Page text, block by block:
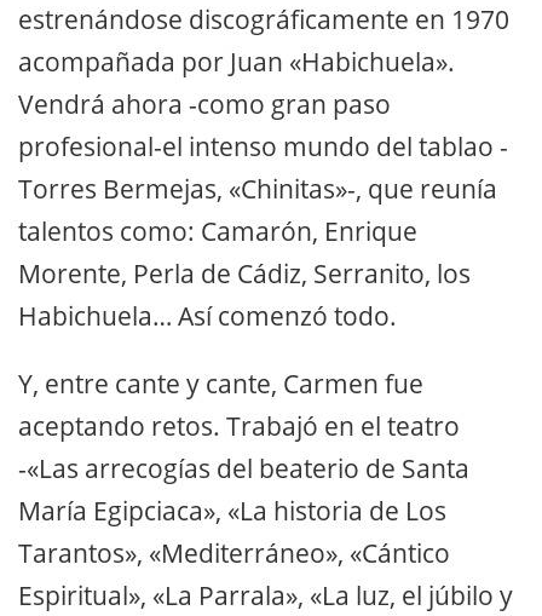
estrenándose discográficamente en 1970
acompañada por Juan «Habichuela».
Vendrá ahora -como gran paso
profesional-el intenso mundo del tablao -
Torres Bermejas, «Chinitas»-, que reunía
talentos como: Camarón, Enrique
Morente, Perla de Cádiz, Serranito, los
Habichuela… Así comenzó todo.
Y, entre cante y cante, Carmen fue
aceptando retos. Trabajó en el teatro
-«Las arrecogías del beaterio de Santa
María Egipciaca», «La historia de Los
Tarantos», «Mediterráneo», «Cántico
Espiritual», «La Parrala», «La luz, el júbilo y